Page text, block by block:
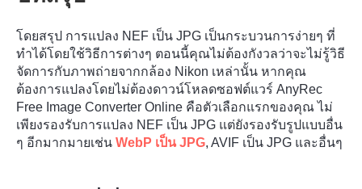
โดยสรุป การแปลง NEF เป็น JPG เป็นกระบวนการง่ายๆ ที่
ทำได้โดยใช้วิธีการต่างๆ ตอนนี้คุณไม่ต้องกังวลว่าจะไม่รู้วิธี
จัดการกับภาพถ่ายจากกล้อง Nikon เหล่านั้น หากคุณ
ต้องการแปลงโดยไม่ต้องดาวน์โหลดซอฟต์แวร์ AnyRec
Free Image Converter Online คือตัวเลือกแรกของคุณ ไม่
เพียงรองรับการแปลง NEF เป็น JPG แต่ยังรองรับรูปแบบอื่น
ๆ อีกมากมายเช่น WebP เป็น JPG, AVIF เป็น JPG และอื่นๆ